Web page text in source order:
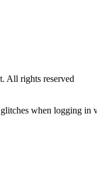
All rights reserved
when logging